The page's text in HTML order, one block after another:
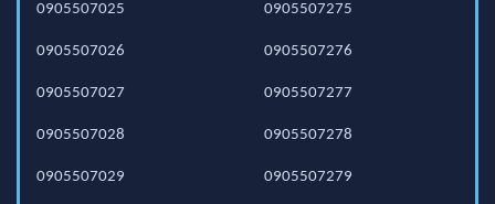
0905507025
0905507026
0905507027
0905507028
0905507029
0905507275
0905507276
0905507277
0905507278
0905507279